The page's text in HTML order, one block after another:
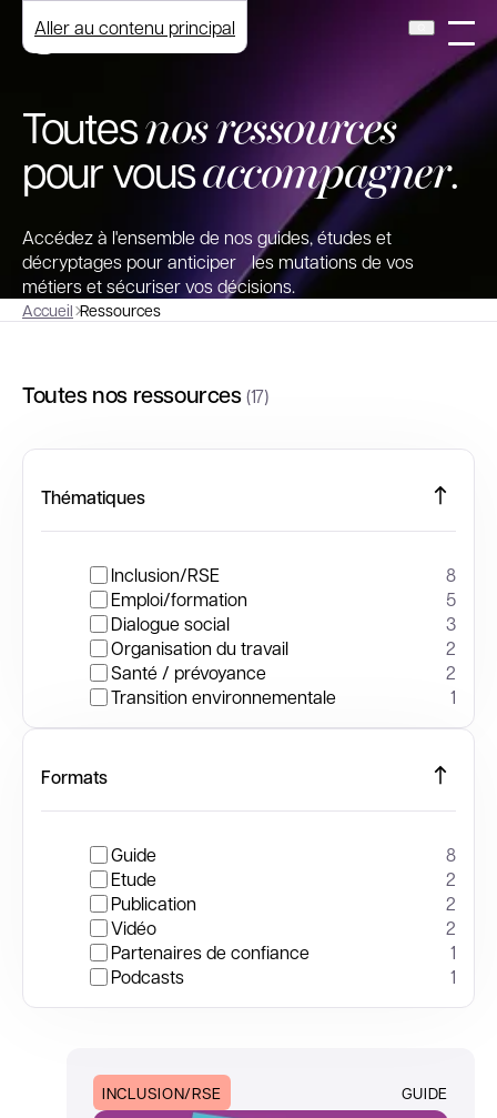
Aller au contenu principal
Toutesnos ressources
pour vousaccompagner.
Accédez à l'ensemble de nos guides, études et
décryptages pour anticiper les mutations de vos
métiers et sécuriser vos décisions.
Accueil Ressources
Toutes nos ressources(17)
Thématiques
Inclusion/RSE
8
Emploi/formation
5
Dialogue social
3
Organisation du travail
2
Santé / prévoyance
2
Transition environnementale
1
Formats
Guide
8
Etude
2
Publication
2
Vidéo
2
Partenaires de confiance
1
Podcasts
1
INCLUSION/RSE GUIDE